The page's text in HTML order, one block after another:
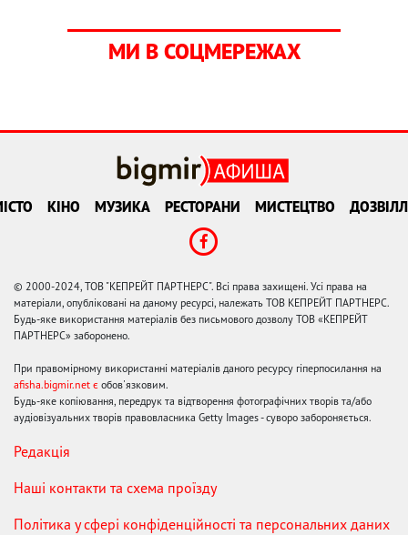
МИ В СОЦМЕРЕЖАХ
КІНО МУЗИКА РЕСТОРАНИ МИСТЕЦТВО
© 2000-2024, ТОВ "КЕПРЕЙТ ПАРТНЕРС". Всі права захищені. Усі права на
матеріали, опубліковані на даному ресурсі, належать ТОВ КЕПРЕЙТ ПАРТНЕРС.
Будь-яке використання матеріалів без письмового дозволу ТОВ «КЕПРЕЙТ
ПАРТНЕРС» заборонено.
При правомірному використанні матеріалів даного ресурсу гіперпосилання на
afisha.bigmir.net є обов'язковим.
Будь-яке копіювання, передрук та відтворення фотографічних творів та/або
аудіовізуальних творів правовласника Getty Images - суворо забороняється.
Редакція
Наші контакти та схема проїзду
Політика у сфері конфіденційності та персональних даних